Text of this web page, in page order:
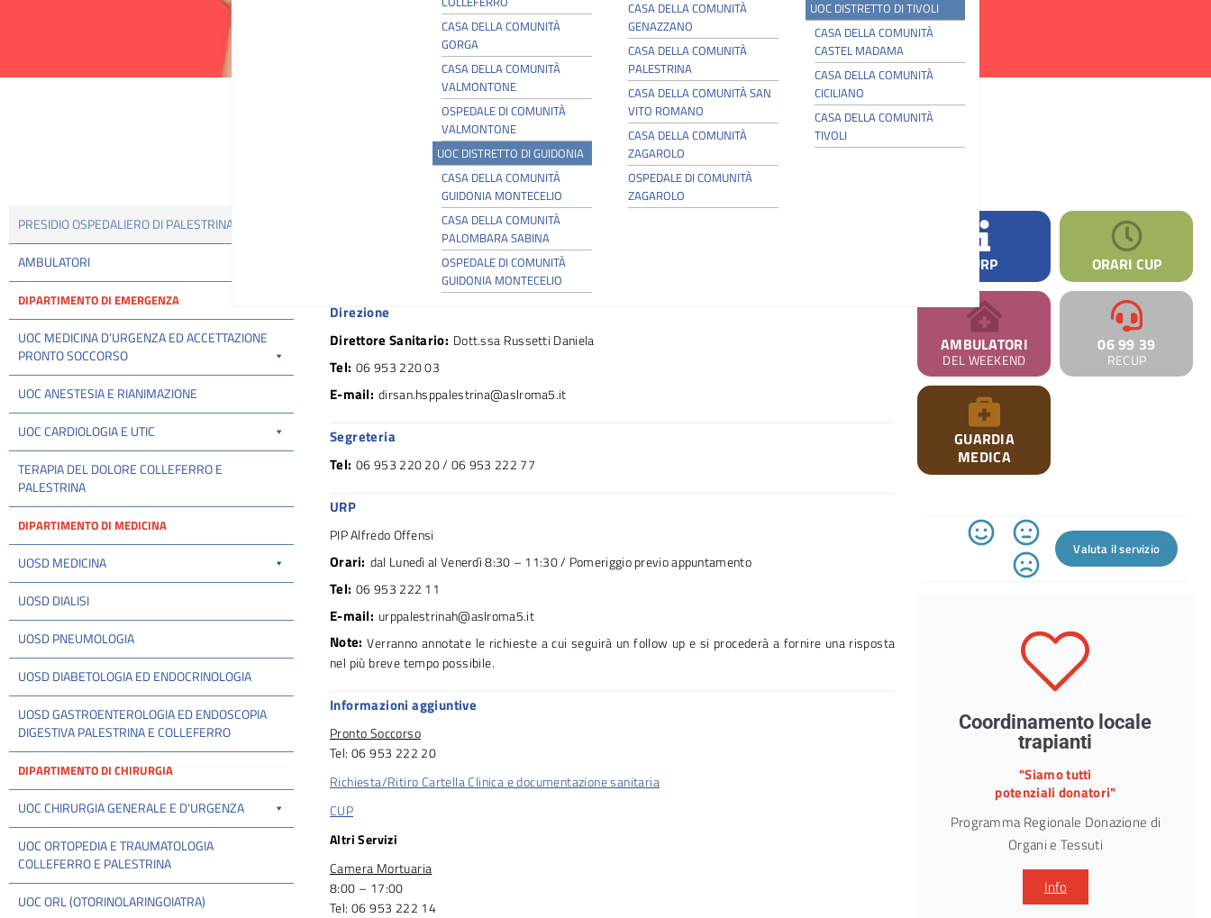
CASA DELLA COMUNITÀ
GORGA
CASA DELLA COMUNITÀ
VALMONTONE
OSPEDALE DI COMUNITÀ
VALMONTONE
UOC DISTRETTO DI GUIDONIA
CASA DELLA COMUNITÀ
GUIDONIA MONTECELIO
CASA DELLA COMUNITÀ
PALOMBARA SABINA
OSPEDALE DI COMUNITÀ
GUIDONIA MONTECELIO
CASA DELLA COMUNITÀ
GENAZZANO
CASA DELLA COMUNITÀ
PALESTRINA
CASA DELLA COMUNITÀ SAN
VITO ROMANO
CASA DELLA COMUNITÀ
ZAGAROLO
OSPEDALE DI COMUNITÀ
ZAGAROLO
UOC DISTRETTO DI TIVOLI
CASA DELLA COMUNITÀ
CASTEL MADAMA
CASA DELLA COMUNITÀ
CICILIANO
CASA DELLA COMUNITÀ
TIVOLI
Ospedale di Palestrina
Home Ospedale
PRESIDIO OSPEDALIERO DI PALESTRINA
AMBULATORI
DIPARTIMENTO DI EMERGENZA
UOC MEDICINA D’URGENZA ED ACCETTAZIONE
PRONTO SOCCORSO
UOC ANESTESIA E RIANIMAZIONE
UOC CARDIOLOGIA E UTIC
TERAPIA DEL DOLORE COLLEFERRO E
PALESTRINA
DIPARTIMENTO DI MEDICINA
UOSD MEDICINA
UOSD DIALISI
UOSD PNEUMOLOGIA
UOSD DIABETOLOGIA ED ENDOCRINOLOGIA
UOSD GASTROENTEROLOGIA ED ENDOSCOPIA
DIGESTIVA PALESTRINA E COLLEFERRO
DIPARTIMENTO DI CHIRURGIA
UOC CHIRURGIA GENERALE E D'URGENZA
UOC ORTOPEDIA E TRAUMATOLOGIA
COLLEFERRO E PALESTRINA
UOC ORL (OTORINOLARINGOIATRA)
Coniugi Bernardini
Viale Pio XII 42 – 00036 Palestrina (RM)
Direzione
Direttore Sanitario: Dott.ssa Russetti Daniela
Tel: 06 953 220 03
E-mail: dirsan.hsppalestrina@aslroma5.it
Segreteria
Tel: 06 953 220 20 / 06 953 222 77
URP
PIP Alfredo Offensi
Orari: dal Lunedì al Venerdì 8:30 – 11:30 / Pomeriggio previo appuntamento
Tel: 06 953 222 11
E-mail: urppalestrinah@aslroma5.it
Note: Verranno annotate le richieste a cui seguirà un follow up e si procederà a fornire una risposta
nel più breve tempo possibile.
Informazioni aggiuntive
Pronto Soccorso
Tel: 06 953 222 20
Richiesta/Ritiro Cartella Clinica e documentazione sanitaria
CUP
Altri Servizi
Camera Mortuaria
8:00 – 17:00
Tel: 06 953 222 14
URP
AMBULATORI
DEL WEEKEND
GUARDIA
MEDICA
ORARI CUP
06 99 39
RECUP
Valuta il servizio
Coordinamento locale
trapianti
"Siamo tutti
potenziali donatori"
Programma Regionale Donazione di
Organi e Tessuti
Info
OSPEDALE DI COMUNITÀ
GUIDONIA MONTECELIO